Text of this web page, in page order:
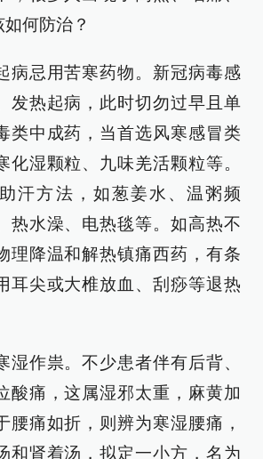
何防治？
病忌用苦寒药物。新冠病毒感
发热起病，此时切勿过早且单
类中成药，当首选风寒感冒类
化湿颗粒、九味羌活颗粒等。
汗方法，如葱姜水、温粥频
热水澡、电热毯等。如高热不
理降温和解热镇痛西药，有条
耳尖或大椎放血、刮痧等退热
湿作祟。不少患者伴有后背、
酸痛，这属湿邪太重，麻黄加
腰痛如折，则辨为寒湿腰痛，
和肾着汤，拟定一小方，名为